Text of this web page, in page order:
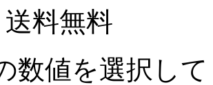
送料無料
数値を選択し